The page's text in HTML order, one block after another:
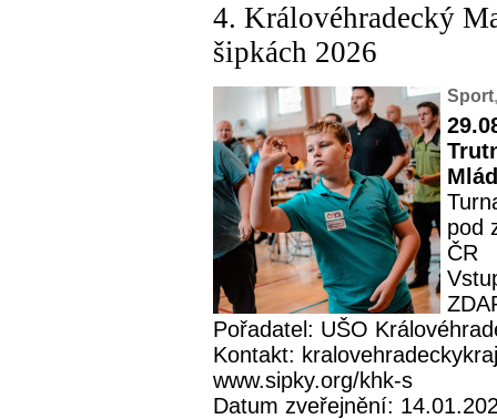
4. Královéhradecký
šipkách 2026
Sport
pod
ČR
Pořadatel: UŠO
Kontakt:
www.sipky.org/khk-s
Datum zveřejnění: